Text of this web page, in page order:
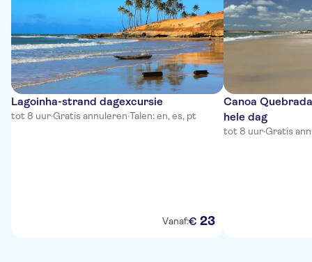
Lagoinha-strand dagexcursie
tot 8 uur·Gratis annuleren·Talen: en, es, pt
Vanaf:€ 23
Canoa
hele dag
tot 8 uur·Gratis